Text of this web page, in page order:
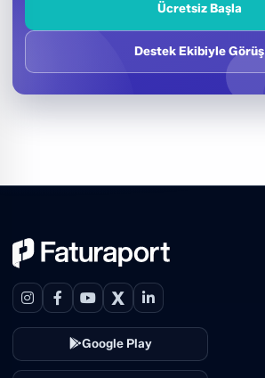
Ücretsiz Başla
Destek Ekibiyle Görüş
X
Google Play